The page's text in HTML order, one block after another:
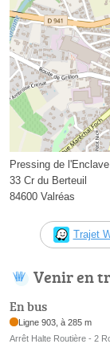
Pressing de l'Enclave
33 Cr du Berteuil
84600 Valréas
Trajet
Venir en
En bus
Ligne 903, à 285 m
Arrêt Halte Routière - 2